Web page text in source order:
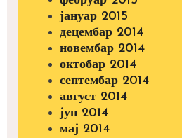
јануар 2015
децембар 2014
новембар 2014
октобар 2014
септембар 2014
август 2014
јун 2014
мај 2014